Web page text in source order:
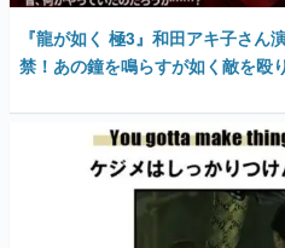
『龍が如く 極3』和田アキ子さん
禁！あの鐘を鳴らすが如く敵を殴